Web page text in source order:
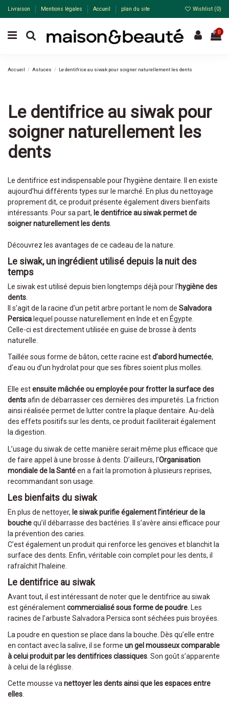
Livraison Mentions légales Accueil plan du site Wishlist (0)
0
Accueil Astuces Le dentifrice au siwak pour soigner naturellement les dents
Le dentifrice au siwak pour
soigner naturellement les
dents
Le dentifrice est indispensable pour l’hygiène dentaire. Il en existe
aujourd’hui différents types sur le marché. En plus du nettoyage
proprement dit, ce produit présente également divers bienfaits
intéressants. Pour sa part, le dentifrice au siwak permet de
soigner naturellement lesdents
Découvrez les avantages de ce cadeau de la nature.
Le siwak, un ingrédient utilisé depuis la nuit des
temps
Le siwak est utilisé depuis bien longtemps déjà pour l’hygiène des
dents.
Il s’agit de la racine d’un petit arbre portant le nom de Salvadora
Persica lequel pousse naturellement en Inde et en Égypte.
Celle-ci est directement utilisée en guise de brosse à dents
naturelle.
Taillée sous forme de bâton, cette racine estd’abord humectée,
d’eau ou d’un hydrolat pour que ses fibres soient plus molles.
Elle estensuite mâchée ou employée pour frotter la surface des
dentsafin de débarrasser ces dernières des impuretés. La friction
ainsi réalisée permet de lutter contre la plaque dentaire. Au-delà
des effets positifs sur les dents, ce produit faciliterait également
la digestion.
L’usage du siwak de cette manière serait même plus efficace que
de faire appel à une brosse à dents. D’ailleurs, l’Organisation
mondiale de la Santéen a fait la promotion à plusieurs reprises,
recommandant son usage.
Les bienfaits du siwak
En plus de nettoyer, le siwak purifie également l’intérieur de la
bouchequ’il débarrasse des bactéries. Il s’avère ainsi efficace pour
la prévention des caries.
C’est également un produit qui renforce les gencives et blanchit la
surface des dents. Enfin, véritable coin complet pour les dents, il
rafraîchit l’haleine.
Le dentifrice au siwak
Avant tout, il est intéressant de noter que le dentifrice au siwak
est généralementcommercialisé sous forme de poudre . Les
racines de l’arbuste Salvadora Persica sont séchées puis broyées.
La poudre en question se place dans la bouche. Dès qu’elle entre
en contact avec la salive, il se forme un gel mousseux comparable
à celui produit par les dentifrices classiques. Son goût s’apparente
à celui de la réglisse.
Cette mousse vanettoyer les dents ainsi que les espaces entre
elles.